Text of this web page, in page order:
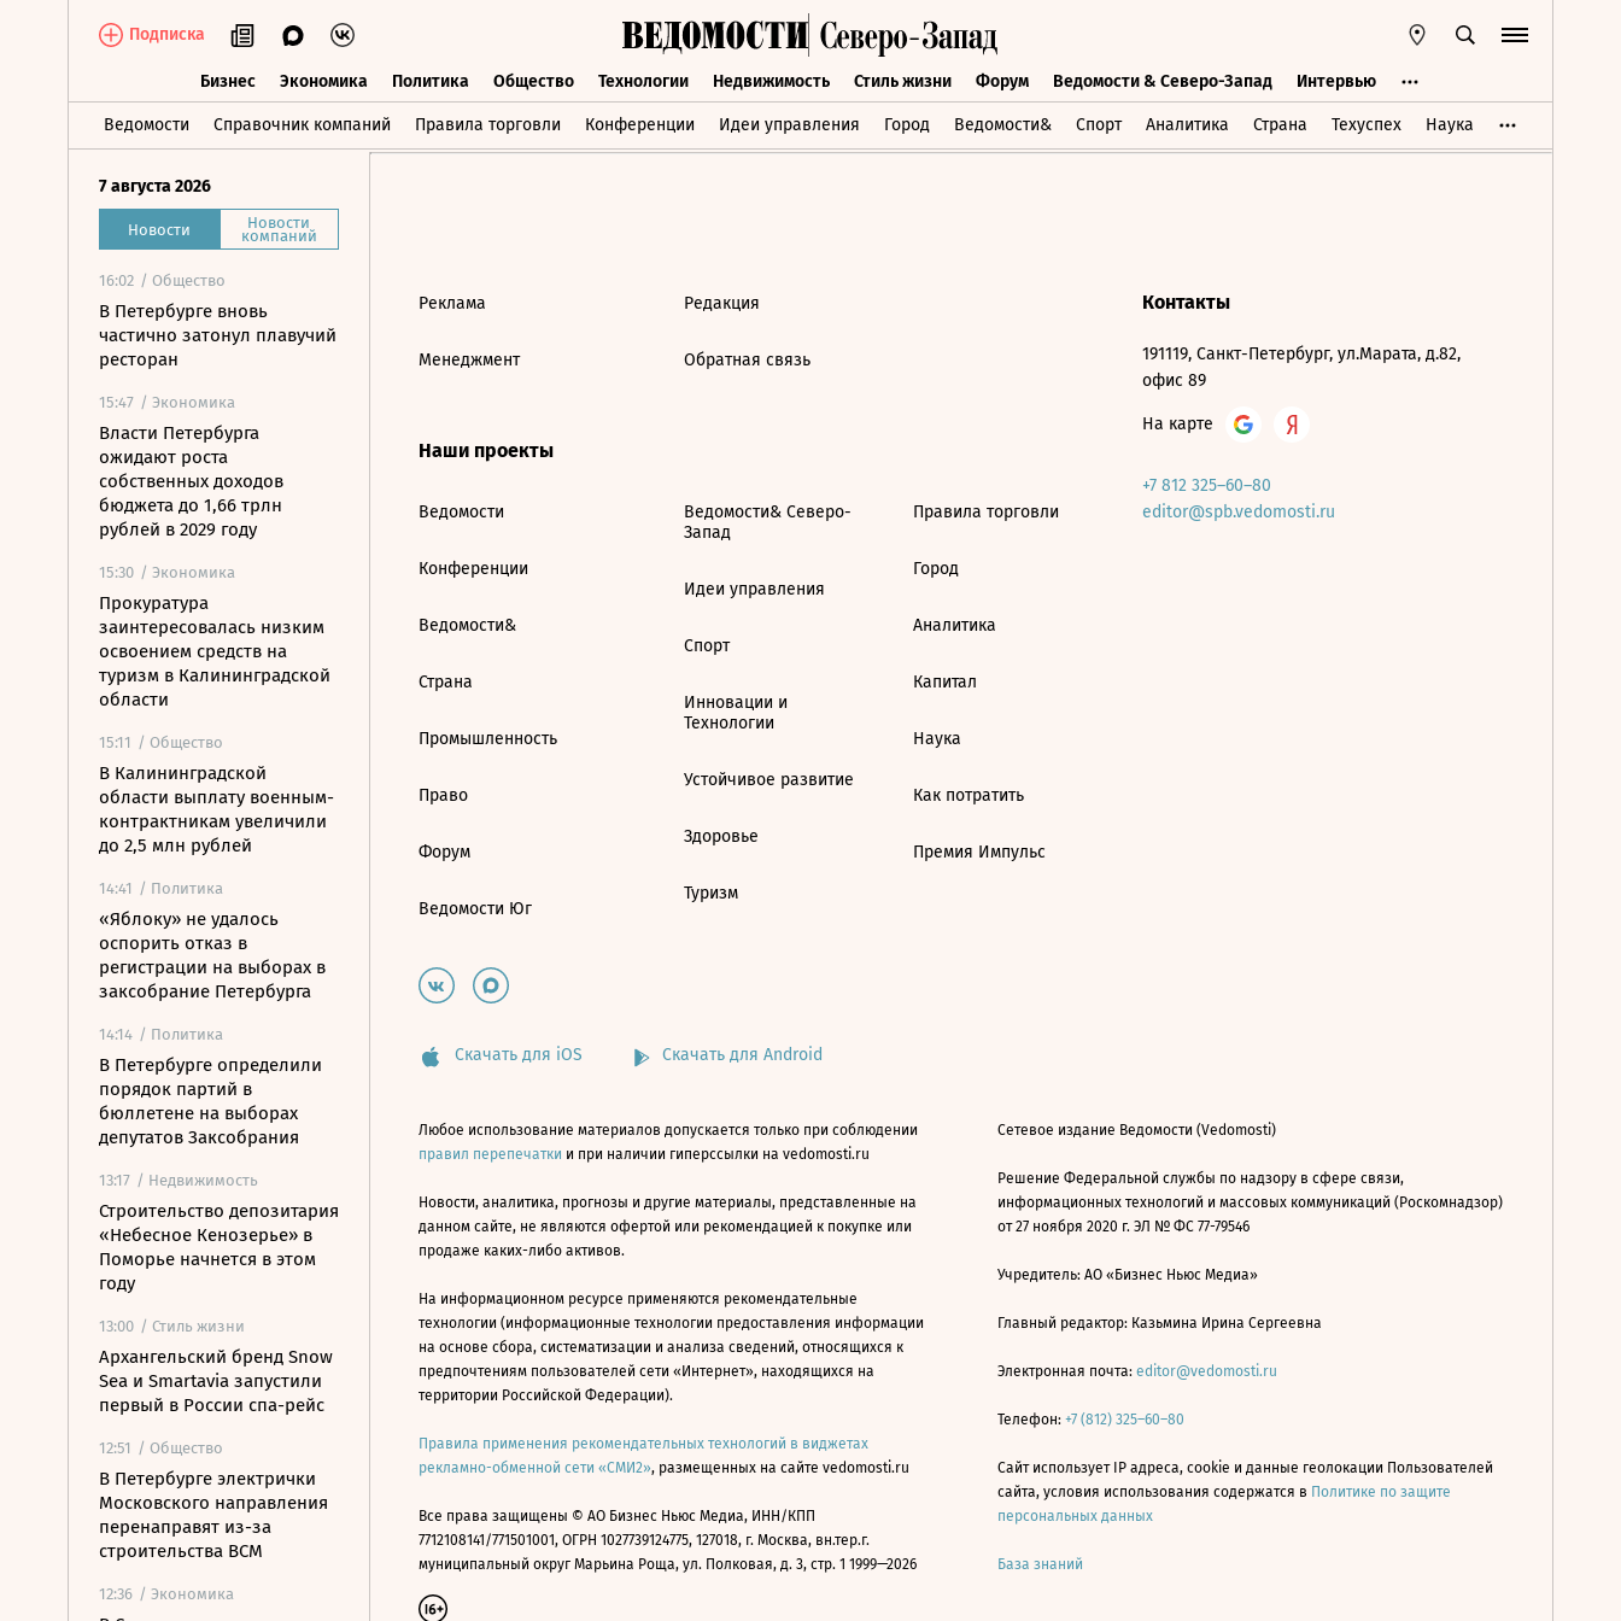
Подписка
Бизнес Экономика Политика Общество Технологии Недвижимость Стиль жизни Форум Ведомости & Северо-Запад Интервью
Ведомости Справочник компаний Правила торговли Конференции Идеи управления Город Ведомости& Спорт Аналитика Страна Техуспех Наука
Бизнес Экономика Политика Общество Технологии Недвижимость Стиль жизни Форум Ведомости & Северо-Запад Интервью
7 августа 2026
Новости Новости
компаний
16:02 / Общество
В Петербурге вновь
частично затонул плавучий
ресторан
15:47 / Экономика
Власти Петербурга
ожидают роста
собственных доходов
бюджета до 1,66 трлн
рублей в 2029 году
15:30 / Экономика
Прокуратура
заинтересовалась низким
освоением средств на
туризм в Калининградской
области
15:11 / Общество
В Калининградской
области выплату военным-
контрактникам увеличили
до 2,5 млн рублей
14:41 / Политика
«Яблоку» не удалось
оспорить отказ в
регистрации на выборах в
заксобрание Петербурга
14:14 / Политика
В Петербурге определили
порядок партий в
бюллетене на выборах
депутатов Заксобрания
13:17 / Недвижимость
Строительство депозитария
«Небесное Кенозерье» в
Поморье начнется в этом
году
13:00 / Стиль жизни
Архангельский бренд Snow
Sea и Smartavia запустили
первый в России спа-рейс
12:51 / Общество
В Петербурге электрички
Московского направления
перенаправят из-за
строительства ВСМ
12:36 / Экономика
Реклама
Менеджмент
Редакция
Обратная связь
Наши проекты
Ведомости
Конференции
Ведомости&
Страна
Промышленность
Право
Форум
Ведомости Юг
Ведомости& Северо-
Запад
Идеи управления
Спорт
Инновации и
Технологии
Устойчивое развитие
Здоровье
Туризм
Правила торговли
Город
Аналитика
Капитал
Наука
Как потратить
Премия Импульс
Контакты
191119, Санкт-Петербург, ул.Марата, д.82,
офис 89
На карте
+7 812 325–60–80
editor@spb.vedomosti.ru
Скачать для iOS Скачать для Android
Любое использование материалов допускается только при соблюдении
правил перепечатки и при наличии гиперссылки на vedomosti.ru
Новости, аналитика, прогнозы и другие материалы, представленные на
данном сайте, не являются офертой или рекомендацией к покупке или
продаже каких-либо активов.
На информационном ресурсе применяются рекомендательные
технологии (информационные технологии предоставления информации
на основе сбора, систематизации и анализа сведений, относящихся к
предпочтениям пользователей сети «Интернет», находящихся на
территории Российской Федерации).
Правила применения рекомендательных технологий в виджетах
рекламно-обменной сети «СМИ2», размещенных на сайте vedomosti.ru
Все права защищены © АО Бизнес Ньюс Медиа, ИНН/КПП
7712108141/771501001, ОГРН 1027739124775, 127018, г. Москва, вн.тер.г.
муниципальный округ Марьина Роща, ул. Полковая, д. 3, стр. 1 1999—2026
Сетевое издание Ведомости (Vedomosti)
Решение Федеральной службы по надзору в сфере связи,
информационных технологий и массовых коммуникаций (Роскомнадзор)
от 27 ноября 2020 г. ЭЛ № ФС 77-79546
Учредитель: АО «Бизнес Ньюс Медиа»
Главный редактор: Казьмина Ирина Сергеевна
Электронная почта: editor@vedomosti.ru
Телефон: +7 (812) 325–60–80
Сайт использует IP адреса, cookie и данные геолокации Пользователей
сайта, условия использования содержатся в Политике по защите
персональных данных
База знаний